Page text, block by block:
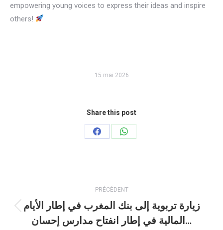
empowering young voices to express their ideas and inspire
others!
15 mai 2026
Share this post
PartagerPartager
article
PRÉCÉDENT
Article
précédent
زيارة تربوية إلى بنك المغرب في إطار الأيام
المالية في إطار انفتاح مدارس إحسان…